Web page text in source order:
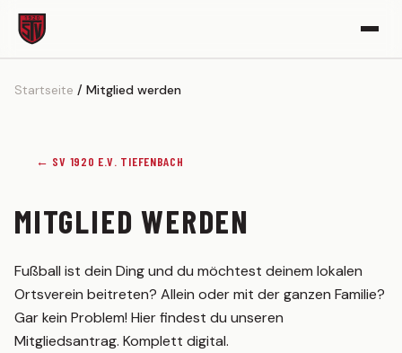
VEREIN
Sportgelände
Kickerle-Archiv
1. MANNSCHAFT
Spielplan
Startseite Mitglied werden
← SV 1920 E.V. TIEFENBACH
MITGLIED WERDEN
Fußball ist dein Ding und du möchtest deinem lokalen
Ortsverein beitreten? Allein oder mit der ganzen Familie?
Gar kein Problem! Hier findest du unseren
Mitgliedsantrag. Komplett digital.